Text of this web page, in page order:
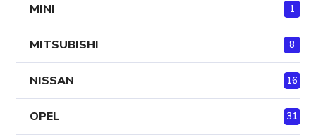
MINI 1
MITSUBISHI 8
NISSAN 16
OPEL 31